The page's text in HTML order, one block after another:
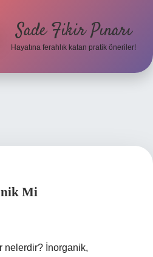
Sade Fikir Pınarı
Hayatına ferahlık katan pratik öneriler!
Mi
nelerdir? İnorganik,